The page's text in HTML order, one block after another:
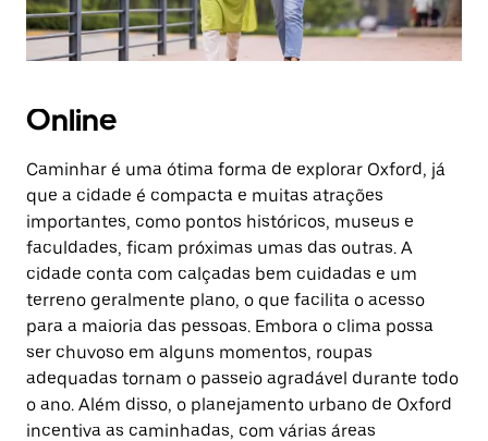
calendário.
Online
Caminhar é uma ótima forma de explorar Oxford, já
que a cidade é compacta e muitas atrações
importantes, como pontos históricos, museus e
faculdades, ficam próximas umas das outras. A
cidade conta com calçadas bem cuidadas e um
terreno geralmente plano, o que facilita o acesso
para a maioria das pessoas. Embora o clima possa
ser chuvoso em alguns momentos, roupas
adequadas tornam o passeio agradável durante todo
o ano. Além disso, o planejamento urbano de Oxford
incentiva as caminhadas, com várias áreas